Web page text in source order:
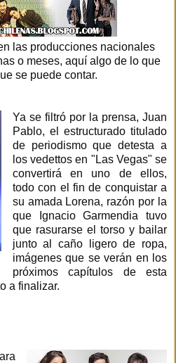
las producciones nacionales
o meses, aquí algo de lo que
se puede contar.
Ya se filtró por la prensa, Juan
Pablo, el estructurado titulado
de periodismo que detesta a
los vedettos en "Las Vegas" se
convertirá en uno de ellos,
todo con el fin de conquistar a
su amada Lorena, razón por la
que Ignacio Garmendia tuvo
que rasurarse el torso y bailar
junto al caño ligero de ropa,
imágenes que se verán en los
próximos capítulos de esta
a finalizar.